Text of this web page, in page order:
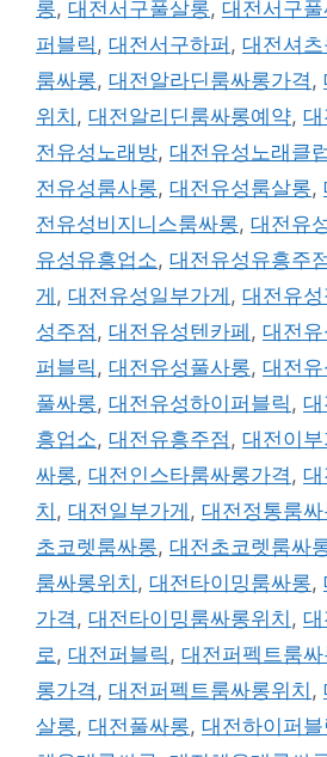
롱, 대전서구풀살롱, 대전서구
퍼블릭 , 대전서구하퍼 , 대전셔
룸싸롱, 대전알라딘룸싸롱가격 ,
위치 , 대전알리딘룸싸롱예약,
전유성노래방, 대전유성노래클
전유성룸사롱, 대전유성룸살롱,
전유성비지니스룸싸롱, 대전유
유성유흥업소, 대전유성유흥주
게 , 대전유성일부가게 , 대전유
성주점 , 대전유성텐카페 , 대전
퍼블릭 , 대전유성풀사롱, 대전
풀싸롱, 대전유성하이퍼블릭 ,
흥업소, 대전유흥주점 , 대전이부
싸롱, 대전인스타룸싸롱가격 ,
치 , 대전일부가게 , 대전정통룸싸
초코렛룸싸롱, 대전초코렛룸싸
룸싸롱위치 , 대전타이밍룸싸롱,
가격 , 대전타이밍룸싸롱위치 ,
로 , 대전퍼블릭 , 대전퍼펙트룸싸
롱가격 , 대전퍼펙트룸싸롱위치 ,
살롱, 대전풀싸롱, 대전하이퍼블